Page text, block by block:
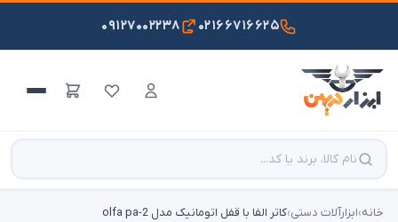
۰۲۱۶۶۷۱۶۶۲۵ ۰۹۱۲۷۰۰۲۲۳۸
خانه›ابزارآلات دستی›کاتر الفا با قفل اتومانیک مدل olfa pa-2